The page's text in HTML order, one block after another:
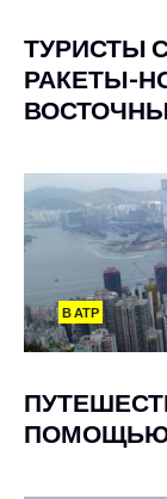
ТУРИСТЫ
РАКЕТЫ-
В АТР
ПОМОЩЬЮ